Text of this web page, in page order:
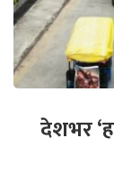
देशभर